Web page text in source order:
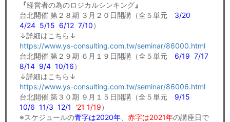
『経営者の為のロジカルシンキング』
台北開催 第２８期 ３月２０日開講（全５単元 3/20
4/24 5/15 6/12 7/10）
↓詳細はこちら↓
https://www.ys-consulting.com.tw/seminar/86000.html
台北開催 第２９期 ６月１９日開講（全５単元 6/19 7/17
8/14 9/4 10/16）
↓詳細はこちら↓
https://www.ys-consulting.com.tw/seminar/86006.html
台北開催 第３０期 ９月１５日開講（全５単元 9/15
10/6 11/3 12/1
'21 1/19）
※スケジュールの青字は2020年 赤字は2021年の講座日で